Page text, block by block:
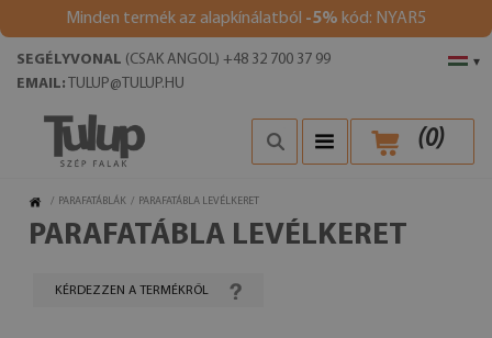
Minden termék az alapkínálatból -5% kód: NYAR5
▾
SEGÉLYVONAL (CSAK ANGOL) +48 32 700 37 99
EMAIL: TULUP@TULUP.HU
(0)
/ PARAFATÁBLÁK / PARAFATÁBLA LEVÉLKERET
PARAFATÁBLA LEVÉLKERET
KÉRDEZZEN A TERMÉKRŐL